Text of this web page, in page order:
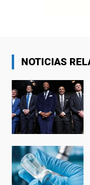
NOTICIAS